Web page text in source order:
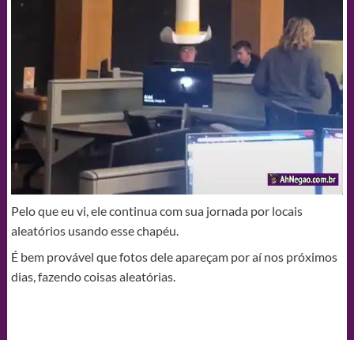
Pelo que eu vi, ele continua com sua jornada por locais
aleatórios usando esse chapéu.
É bem provável que fotos dele apareçam por aí nos próximos
dias, fazendo coisas aleatórias.